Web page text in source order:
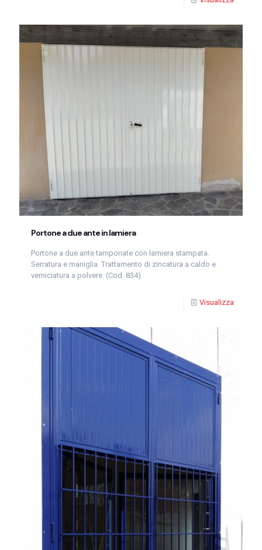
Portone a due ante in lamiera
Portone a due ante tamponate con lamiera stampata.
Serratura e maniglia. Trattamento di zincatura a caldo e
verniciatura a polvere. (Cod. 834)
Visualizza